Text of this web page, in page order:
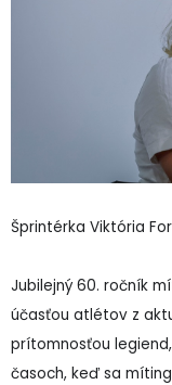
Šprintérka Viktória
Jubilejný 60. ročník
účasťou atlétov z
prítomnosťou
časoch, keď sa